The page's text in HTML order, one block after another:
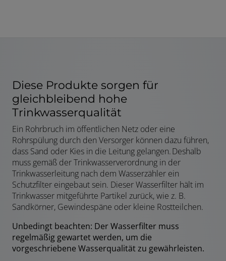
Diese Produkte sorgen für
gleichbleibend hohe
Trinkwasserqualität
Ein Rohrbruch im öffentlichen Netz oder eine
Rohrspülung durch den Versorger können dazu führen,
dass Sand oder Kies in die Leitung gelangen. Deshalb
muss gemäß der Trinkwasserverordnung in der
Trinkwasserleitung nach dem Wasserzähler ein
Schutzfilter eingebaut sein. Dieser Wasserfilter hält im
Trinkwasser mitgeführte Partikel zurück, wie z. B.
Sandkörner, Gewindespäne oder kleine Rostteilchen.
Unbedingt beachten: Der Wasserfilter muss
regelmäßig gewartet werden, um die
vorgeschriebene Wasserqualität zu gewährleisten.